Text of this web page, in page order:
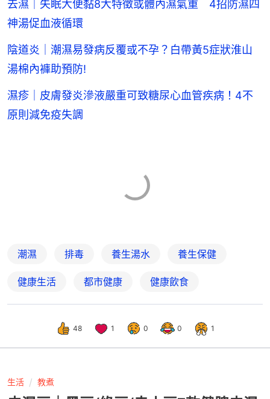
去濕｜失眠大便黏8大特徵或體內濕氣重 4招防濕四
神湯促血液循環
陰道炎｜潮濕易發病反覆或不孕？白帶黃5症狀淮山
湯棉內褲助預防!
濕疹｜皮膚發炎滲液嚴重可致糖尿心血管疾病！4不
原則減免疫失調
潮濕 排毒 養生湯水 養生保健
健康生活 都市健康 健康飲食
48 1 0 0 1
生活 教煮